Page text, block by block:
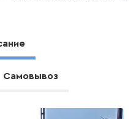
Самовывоз